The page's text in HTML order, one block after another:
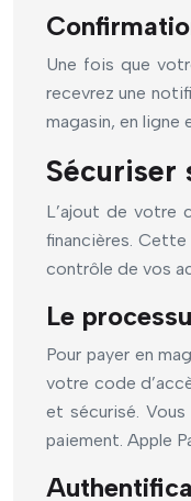
Une fois que
recevrez une
magasin, en
Sécuriser
L’ajout de votre
financières.
contrôle de vos
Le
Pour payer en
votre code
et sécurisé.
paiement. Apple